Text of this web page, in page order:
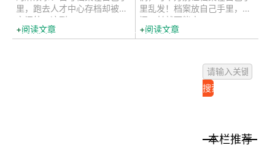
里，跑去人才中心存档却被拒
之门外。这到...
阅读文章
里乱发！档案放自己手里，时
间一长就可能变...
阅读文章
本栏推荐